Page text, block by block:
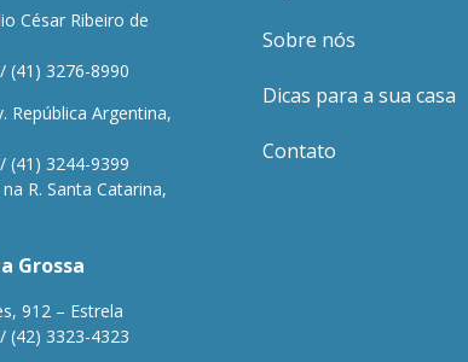
César Ribeiro de
(41) 3276-8990
República Argentina,
(41) 3244-9399
R. Santa Catarina,
Grossa
912 – Estrela
(42) 3323-4323
Sobre nós
Dicas para a sua casa
Contato